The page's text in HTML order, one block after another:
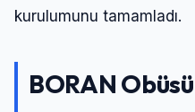
kurulumunu tamamladı.
BORAN